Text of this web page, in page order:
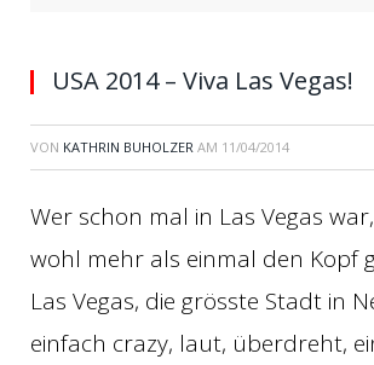
USA 2014 – Viva Las Vegas!
VON KATHRIN BUHOLZER AM 11/04/2014
Wer schon mal in Las Vegas
wohl mehr als einmal den Kopf
Las Vegas, die grösste Stadt in
einfach crazy, laut, überdreht,